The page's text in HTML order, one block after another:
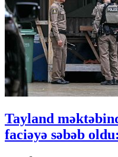
Tayland
faciəyə səbəb oldu: